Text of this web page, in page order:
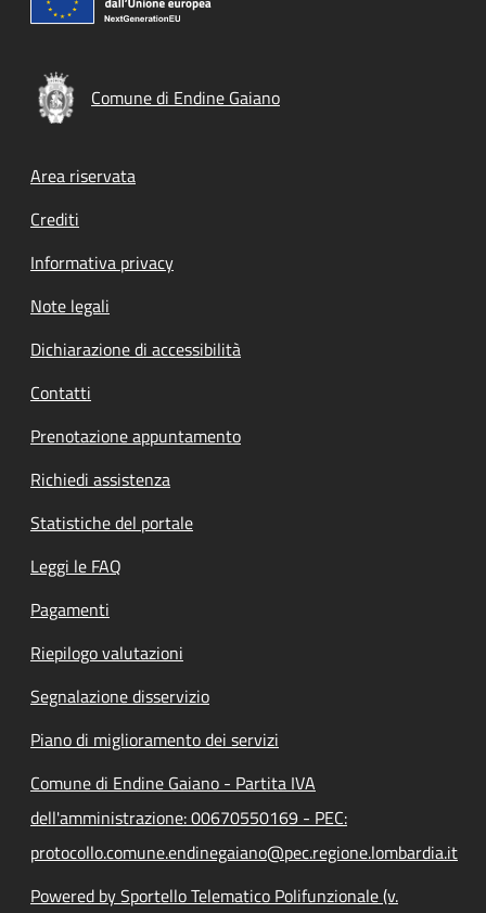
Comune di Endine Gaiano
Footer menu
Area riservata
Crediti
Informativa privacy
Note legali
Dichiarazione di accessibilità
Contatti
Prenotazione appuntamento
Richiedi assistenza
Statistiche del portale
Leggi le FAQ
Pagamenti
Riepilogo valutazioni
Segnalazione disservizio
Piano di miglioramento dei servizi
Comune di Endine Gaiano - Partita IVA
dell'amministrazione: 00670550169 - PEC:
protocollo.comune.endinegaiano@pec.regione.lombardia.it
Powered by Sportello Telematico Polifunzionale (v.